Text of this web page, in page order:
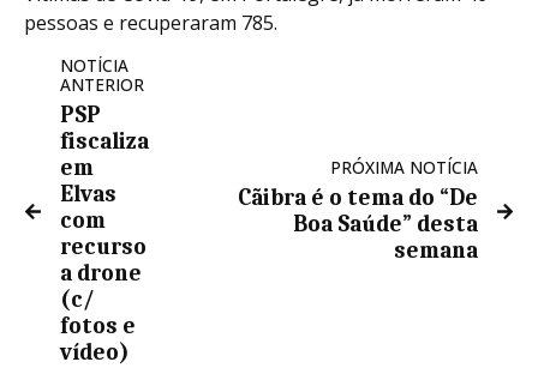
pessoas e recuperaram 785.
NOTÍCIA
ANTERIOR
PSP
fiscaliza
em
Elvas
com
recurso
a drone
(c/
fotos e
vídeo)
PRÓXIMA NOTÍCIA
Cãibra é o tema do “De
Boa Saúde” desta
semana